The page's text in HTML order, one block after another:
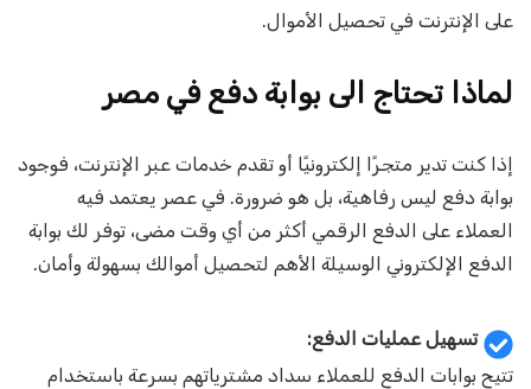
على الإنترنت في تحصيل الأموال.
لماذا تحتاج الى بوابة دفع في مصر
إذا كنت تدير متجرًا إلكترونيًا أو تقدم خدمات عبر الإنترنت، فوجود
بوابة دفع ليس رفاهية، بل هو ضرورة. في عصر يعتمد فيه
العملاء على الدفع الرقمي أكثر من أي وقت مضى، توفر لك بوابة
الدفع الإلكتروني الوسيلة الأهم لتحصيل أموالك بسهولة وأمان.
تسهيل عمليات الدفع:
تتيح بوابات الدفع للعملاء سداد مشترياتهم بسرعة باستخدام